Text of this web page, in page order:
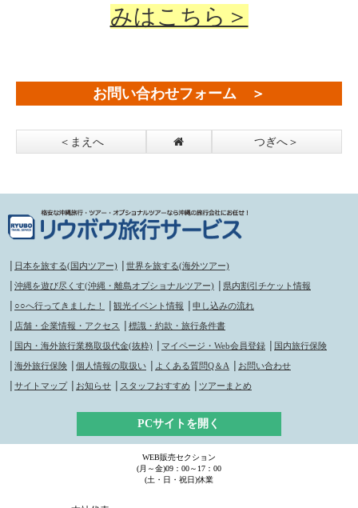
みはこちら＞
お問い合わせフォーム ＞
＜まえへ つぎへ＞
日本を旅する(国内ツアー) 世界を旅する(海外ツアー)
沖縄を遊び尽くす(沖縄・離島オプショナルツアー) 県内割引チケット情報
○○へ行ってきました！ 観光イベント情報 申し込みの流れ
店舗・企業情報・アクセス 標識・約款・旅行条件書
国内・海外旅行業務取扱代金(抜粋) マイページ・Web会員登録 国内旅行保険
海外旅行保険 個人情報の取扱い よくある質問Q＆A お問い合わせ
サイトマップ お知らせ スタッフおすすめ ツアーまとめ
PCサイトを開く
WEB販売セクション
(月～金)09：00～17：00
(土・日・祝日)休業